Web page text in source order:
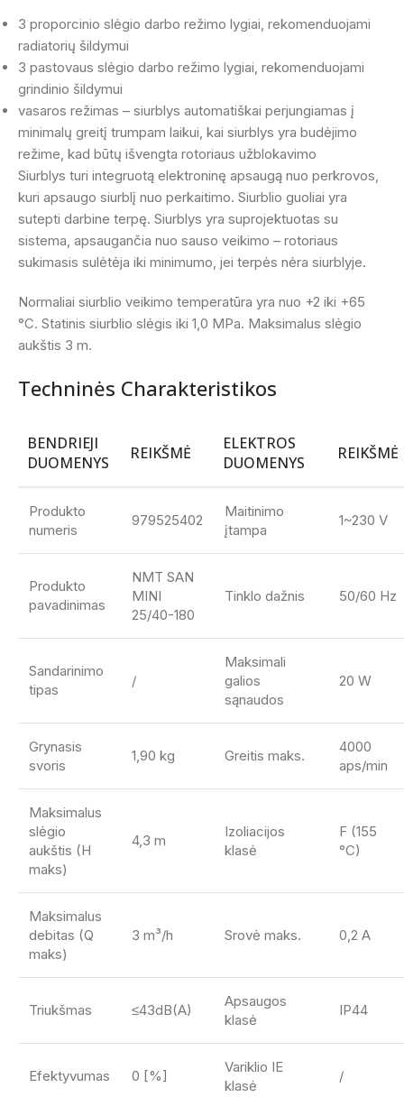
3 proporcinio slėgio darbo režimo lygiai, rekomenduojami
radiatorių šildymui
3 pastovaus slėgio darbo režimo lygiai, rekomenduojami
grindinio šildymui
vasaros režimas – siurblys automatiškai perjungiamas į
minimalų greitį trumpam laikui, kai siurblys yra budėjimo
režime, kad būtų išvengta rotoriaus užblokavimo
Siurblys turi integruotą elektroninę apsaugą nuo perkrovos,
kuri apsaugo siurblį nuo perkaitimo. Siurblio guoliai yra
sutepti darbine terpę. Siurblys yra suprojektuotas su
sistema, apsaugančia nuo sauso veikimo – rotoriaus
sukimasis sulėtėja iki minimumo, jei terpės nėra siurblyje.
Normaliai siurblio veikimo temperatūra yra nuo +2 iki +65
°C. Statinis siurblio slėgis iki 1,0 MPa. Maksimalus slėgio
aukštis 3 m.
Techninės Charakteristikos
BENDRIEJI
DUOMENYS
REIKŠMĖ
ELEKTROS
DUOMENYS
REIKŠMĖ
Produkto
numeris
979525402
Maitinimo
įtampa
1~230 V
Produkto
pavadinimas
NMT SAN
MINI
25/40-180
Tinklo dažnis 50/60 Hz
Sandarinimo
tipas
/
Maksimali
galios
sąnaudos
20 W
Grynasis
svoris
1,90 kg Greitis maks.
4000
aps/min
Maksimalus
slėgio
aukštis (H
maks)
4,3 m
Izoliacijos
klasė
F (155
°C)
Maksimalus
debitas (Q
maks)
3 m³/h Srovė maks. 0,2 A
Triukšmas ≤43dB(A)
Apsaugos
klasė
IP44
Efektyvumas 0 [%]
Variklio IE
klasė
/